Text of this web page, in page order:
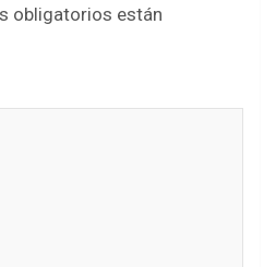
obligatorios están